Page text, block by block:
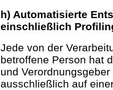
h) Automatisierte
einschließlich
Jede von der
betroffene Person hat
und
ausschließlich auf